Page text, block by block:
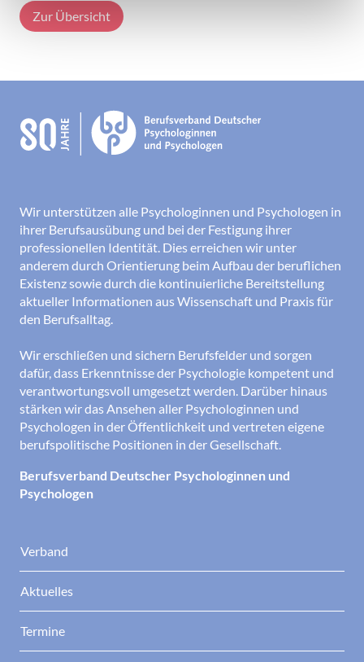
Zur Übersicht
Wir unterstützen alle Psychologinnen und Psychologen in
ihrer Berufsausübung und bei der Festigung ihrer
professionellen Identität. Dies erreichen wir unter
anderem durch Orientierung beim Aufbau der beruflichen
Existenz sowie durch die kontinuierliche Bereitstellung
aktueller Informationen aus Wissenschaft und Praxis für
den Berufsalltag.
Wir erschließen und sichern Berufsfelder und sorgen
dafür, dass Erkenntnisse der Psychologie kompetent und
verantwortungsvoll umgesetzt werden. Darüber hinaus
stärken wir das Ansehen aller Psychologinnen und
Psychologen in der Öffentlichkeit und vertreten eigene
berufspolitische Positionen in der Gesellschaft.
Berufsverband Deutscher Psychologinnen und
Psychologen
Verband
Aktuelles
Termine